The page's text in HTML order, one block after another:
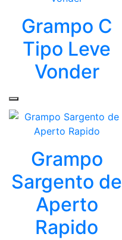
Grampo C
Tipo Leve
Vonder
Grampo
Sargento de
Aperto
Rapido